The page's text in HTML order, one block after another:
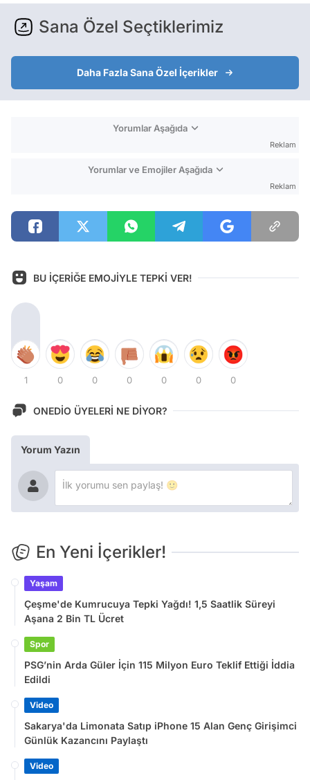
Sana Özel Seçtiklerimiz
Daha Fazla Sana Özel İçerikler
Yorumlar Aşağıda
Reklam
Yorumlar ve Emojiler Aşağıda
Reklam
BU İÇERİĞE EMOJİYLE TEPKİ VER!
1 0 0 0 0 0 0
ONEDİO ÜYELERİ NE DİYOR?
Yorum Yazın
En Yeni İçerikler!
Yaşam
Çeşme'de Kumrucuya Tepki Yağdı! 1,5 Saatlik Süreyi
Aşana 2 Bin TL Ücret
Spor
PSG’nin Arda Güler İçin 115 Milyon Euro Teklif Ettiği İddia
Edildi
Video
Sakarya'da Limonata Satıp iPhone 15 Alan Genç Girişimci
Günlük Kazancını Paylaştı
Video